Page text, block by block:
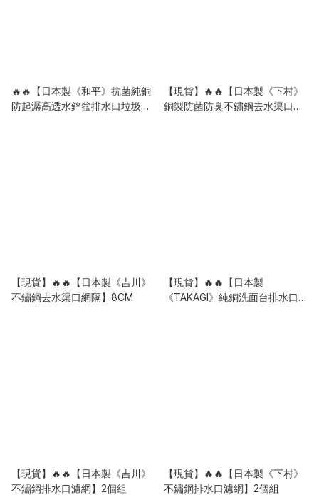
🔥🔥【日本製《和平》抗菌純銅
防起潺高透水鋅盆排水口垃圾過
【現貨】🔥🔥【日本製《下村》
銅製防菌防臭不鏽鋼去水渠口網
【現貨】🔥🔥【日本製《吉川》
不鏽鋼去水渠口網隔】8CM
【現貨】🔥🔥【日本製
《TAKAGI》純銅洗面台排水口
【現貨】🔥🔥【日本製《吉川》
不鏽鋼排水口濾網】2個組
【現貨】🔥🔥【日本製《下村》
不鏽鋼排水口濾網】2個組